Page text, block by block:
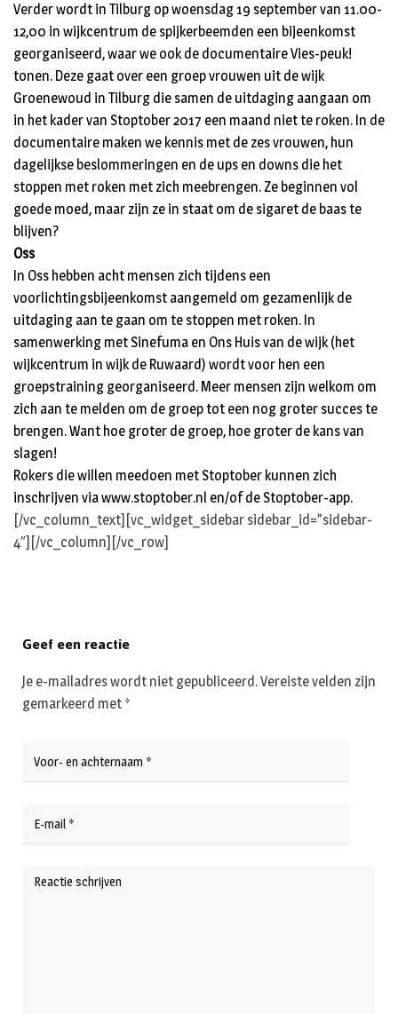
Verder wordt in Tilburg op woensdag 19 september van 11.00-
12,00 in wijkcentrum de spijkerbeemden een bijeenkomst
georganiseerd, waar we ook de documentaire Vies-peuk!
tonen. Deze gaat over een groep vrouwen uit de wijk
Groenewoud in Tilburg die samen de uitdaging aangaan om
in het kader van Stoptober 2017 een maand niet te roken. In de
documentaire maken we kennis met de zes vrouwen, hun
dagelijkse beslommeringen en de ups en downs die het
stoppen met roken met zich meebrengen. Ze beginnen vol
goede moed, maar zijn ze in staat om de sigaret de baas te
blijven?
Oss
In Oss hebben acht mensen zich tijdens een
voorlichtingsbijeenkomst aangemeld om gezamenlijk de
uitdaging aan te gaan om te stoppen met roken. In
samenwerking met Sinefuma en Ons Huis van de wijk (het
wijkcentrum in wijk de Ruwaard) wordt voor hen een
groepstraining georganiseerd. Meer mensen zijn welkom om
zich aan te melden om de groep tot een nog groter succes te
brengen. Want hoe groter de groep, hoe groter de kans van
slagen!
Rokers die willen meedoen met Stoptober kunnen zich
inschrijven viawww.stoptober.nl en/of de Stoptober-app.
[/vc_column_text][vc_widget_sidebar sidebar_id=”sidebar-
4″][/vc_column][/vc_row]
Geef een reactie
Je e-mailadres wordt niet gepubliceerd.Vereiste velden zijn
gemarkeerd met *